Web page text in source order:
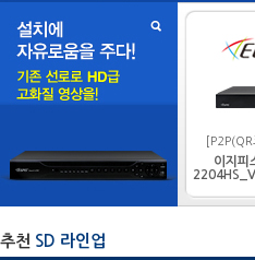
[P2P(QR
이지피
추천 SD 라인업